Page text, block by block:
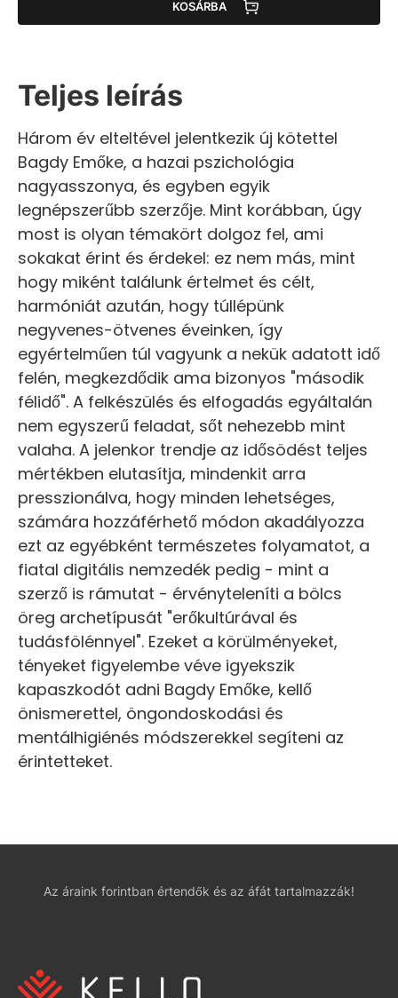
KOSÁRBA
Teljes leírás
Három év elteltével jelentkezik új kötettel
Bagdy Emőke, a hazai pszichológia
nagyasszonya, és egyben egyik
legnépszerűbb szerzője. Mint korábban, úgy
most is olyan témakört dolgoz fel, ami
sokakat érint és érdekel: ez nem más, mint
hogy miként találunk értelmet és célt,
harmóniát azután, hogy túllépünk
negyvenes-ötvenes éveinken, így
egyértelműen túl vagyunk a nekük adatott idő
felén, megkezdődik ama bizonyos "második
félidő". A felkészülés és elfogadás egyáltalán
nem egyszerű feladat, sőt nehezebb mint
valaha. A jelenkor trendje az idősödést teljes
mértékben elutasítja, mindenkit arra
presszionálva, hogy minden lehetséges,
számára hozzáférhető módon akadályozza
ezt az egyébként természetes folyamatot, a
fiatal digitális nemzedék pedig - mint a
szerző is rámutat - érvényteleníti a bölcs
öreg archetípusát "erőkultúrával és
tudásfölénnyel". Ezeket a körülményeket,
tényeket figyelembe véve igyekszik
kapaszkodót adni Bagdy Emőke, kellő
önismerettel, öngondoskodási és
mentálhigiénés módszerekkel segíteni az
érintetteket.
Az áraink forintban értendők és az áfát tartalmazzák!